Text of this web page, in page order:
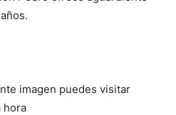
imagen puedes visitar
hora